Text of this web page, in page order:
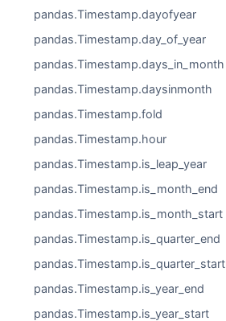
pandas.Timestamp.dayofyear
pandas.Timestamp.day_of_year
pandas.Timestamp.days_in_month
pandas.Timestamp.daysinmonth
pandas.Timestamp.fold
pandas.Timestamp.hour
pandas.Timestamp.is_leap_year
pandas.Timestamp.is_month_end
pandas.Timestamp.is_month_start
pandas.Timestamp.is_quarter_end
pandas.Timestamp.is_quarter_start
pandas.Timestamp.is_year_end
pandas.Timestamp.is_year_start